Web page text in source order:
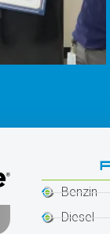
Benzin
Diesel